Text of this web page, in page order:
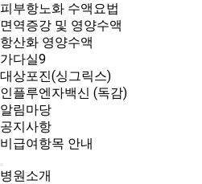
피부항노화 수액요법
면역증강 및 영양수액
항산화 영양수액
가다실9
대상포진(싱그릭스)
인플루엔자백신 (독감)
알림마당
공지사항
비급여항목 안내
병원소개